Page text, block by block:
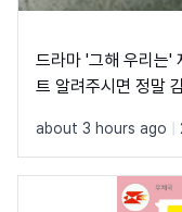
드라마 '그해 우리는'
트 알려주시면 정말
about 3 hours ago